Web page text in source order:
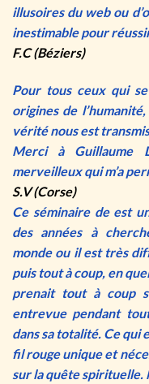
illusoires du web ou
inestimable pour
F.C (Béziers)
Pour tous ceux qui
origines de
vérité nous est
Merci à Guillaume
merveilleux qui m’a
S.V (Corse)
Ce séminaire de est
des années à
monde ou il est très
puis tout à coup, en
prenait tout à coup
entrevue pendant
dans sa totalité. Ce qui
fil rouge unique et
sur la quête spirituelle.